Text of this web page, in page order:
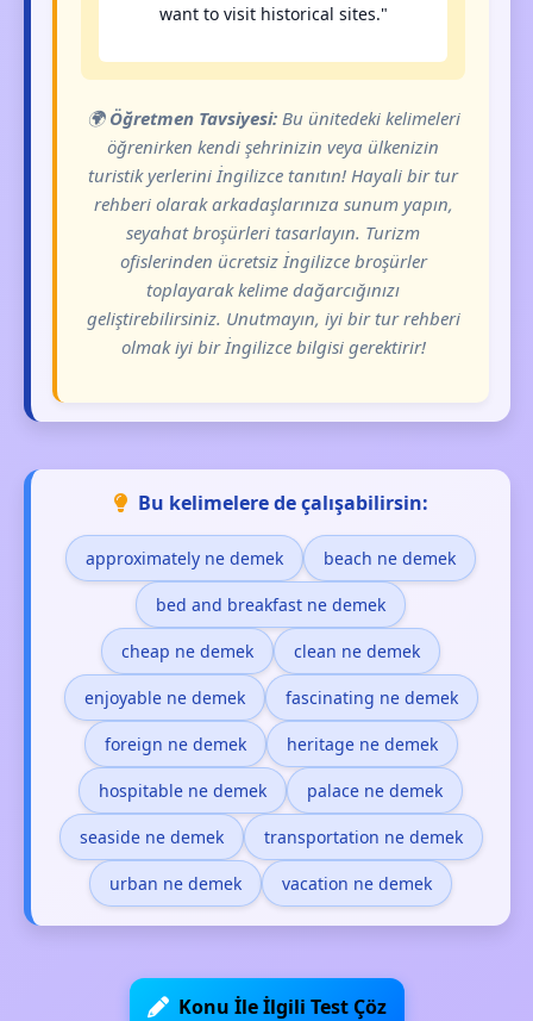
want to visit historical sites."
🌍 Öğretmen Tavsiyesi:Bu ünitedeki kelimeleri
öğrenirken kendi şehrinizin veya ülkenizin
turistik yerlerini İngilizce tanıtın! Hayali bir tur
rehberi olarak arkadaşlarınıza sunum yapın,
seyahat broşürleri tasarlayın. Turizm
ofislerinden ücretsiz İngilizce broşürler
toplayarak kelime dağarcığınızı
geliştirebilirsiniz. Unutmayın, iyi bir tur rehberi
olmak iyi bir İngilizce bilgisi gerektirir!
Bu kelimelere de çalışabilirsin:
approximately ne demek beach ne demek
bed and breakfast ne demek
cheap ne demek clean ne demek
enjoyable ne demek fascinating ne demek
foreign ne demek heritage ne demek
hospitable ne demek palace ne demek
seaside ne demek transportation ne demek
urban ne demek vacation ne demek
Konu İle İlgili Test Çöz